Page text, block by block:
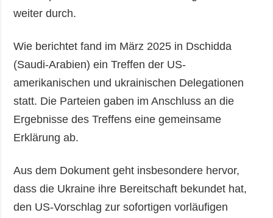
weiter durch.
Wie berichtet fand im März 2025 in Dschidda
(Saudi-Arabien) ein Treffen der US-
amerikanischen und ukrainischen Delegationen
statt. Die Parteien gaben im Anschluss an die
Ergebnisse des Treffens eine gemeinsame
Erklärung ab.
Aus dem Dokument geht insbesondere hervor,
dass die Ukraine ihre Bereitschaft bekundet hat,
den US-Vorschlag zur sofortigen vorläufigen